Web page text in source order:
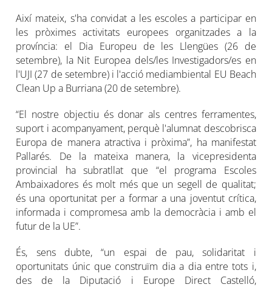
Així mateix, s'ha convidat a les escoles a participar en
les pròximes activitats europees organitzades a la
província: el Dia Europeu de les Llengües (26 de
setembre), la Nit Europea dels/les Investigadors/es en
l'UJI (27 de setembre) i l'acció mediambiental EU Beach
Clean Up a Burriana (20 de setembre).
“El nostre objectiu és donar als centres ferramentes,
suport i acompanyament, perquè l'alumnat descobrisca
Europa de manera atractiva i pròxima”, ha manifestat
Pallarés. De la mateixa manera, la vicepresidenta
provincial ha subratllat que “el programa Escoles
Ambaixadores és molt més que un segell de qualitat;
és una oportunitat per a formar a una joventut crítica,
informada i compromesa amb la democràcia i amb el
futur de la UE”.
És, sens dubte, “un espai de pau, solidaritat i
oportunitats únic que construïm dia a dia entre tots i,
des de la Diputació i Europe Direct Castelló,